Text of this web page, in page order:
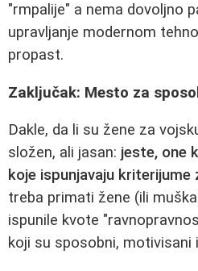
"rmpalije" a nema dovoljno
upravljanje modernom
propast.
Zaključak: Mesto za
Dakle, da li su žene za
složen, ali jasan: jeste, one
koje ispunjavaju
treba primati žene (ili
ispunile kvote
koji su sposobni, motivisani